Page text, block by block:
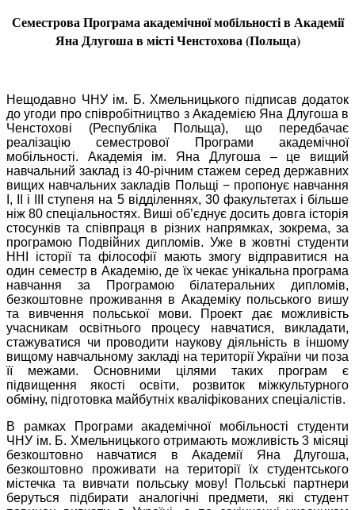
Семестрова Програма академічної мобільності в Академії
Яна Длугоша в місті Ченстохова (Польща)
Нещодавно ЧНУ ім. Б. Хмельницького підписав додаток
до угоди про співробітництво з Академією Яна Длугоша в
Ченстохові (Республіка Польща), що передбачає
реалізацію семестрової Програми академічної
мобільності. Академія ім. Яна Длугоша – це вищий
навчальний заклад із 40-річним стажем серед державних
вищих навчальних закладів Польщі − пропонує навчання
І, ІІ і ІІІ ступеня на 5 відділеннях, 30 факультетах і більше
ніж 80 спеціальностях. Виші об’єднує досить довга історія
стосунків та співпраця в різних напрямках, зокрема, за
програмою Подвійних дипломів. Уже в жовтні студенти
ННІ історії та філософії мають змогу відправитися на
один семестр в Академію, де їх чекає унікальна програма
навчання за Програмою білатеральних дипломів,
безкоштовне проживання в Академіку польського вишу
та вивчення польської мови. Проект дає можливість
учасникам освітнього процесу навчатися, викладати,
стажуватися чи проводити наукову діяльність в іншому
вищому навчальному закладі на території України чи поза
її межами. Основними цілями таких програм є
підвищення якості освіти, розвиток міжкультурного
обміну, підготовка майбутніх кваліфікованих спеціалістів.
В рамках Програми академічної мобільності студенти
ЧНУ ім. Б. Хмельницького отримають можливість 3 місяці
безкоштовно навчатися в Академії Яна Длугоша,
безкоштовно проживати на території їх студентського
містечка та вивчати польську мову! Польські партнери
беруться підбирати аналогічні предмети, які студент